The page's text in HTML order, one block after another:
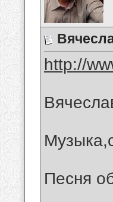
http://
Песня